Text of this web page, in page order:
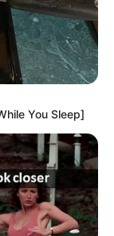
You Sleep]